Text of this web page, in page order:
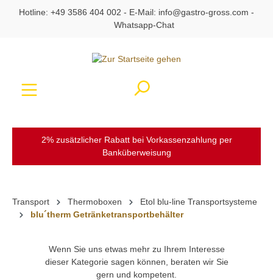
springen
Hotline: +49 3586 404 002 - E-Mail: info@gastro-gross.com -
Whatsapp-Chat
2% zusätzlicher Rabatt bei Vorkassenzahlung per
Banküberweisung
Transport Thermoboxen
Etol blu-line Transportsysteme
blu´therm Getränketransportbehälter
Wenn Sie uns etwas mehr zu Ihrem Interesse
dieser Kategorie sagen können, beraten wir Sie
gern und kompetent.